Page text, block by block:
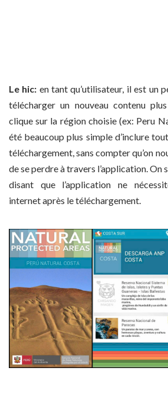
Le hic: en tant qu’utilisateur, il est un
télécharger un nouveau contenu
clique sur la région choisie (ex: Peru
été beaucoup plus simple d’inclure
téléchargement, sans compter qu’on
de se perdre à travers l’application. On
disant que l’application ne
internet après le téléchargement.